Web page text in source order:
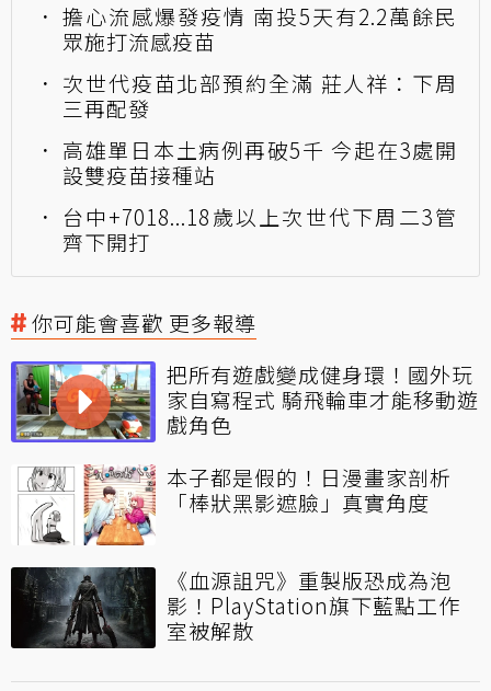
擔心流感爆發疫情 南投5天有2.2萬餘民
眾施打流感疫苗
次世代疫苗北部預約全滿 莊人祥：下周
三再配發
高雄單日本土病例再破5千 今起在3處開
設雙疫苗接種站
台中+7018...18歲以上次世代下周二3管
齊下開打
你可能會喜歡 更多報導
把所有遊戲變成健身環！國外玩
家自寫程式 騎飛輪車才能移動遊
戲角色
本子都是假的！日漫畫家剖析
「棒狀黑影遮臉」真實角度
《血源詛咒》重製版恐成為泡
影！PlayStation旗下藍點工作
室被解散